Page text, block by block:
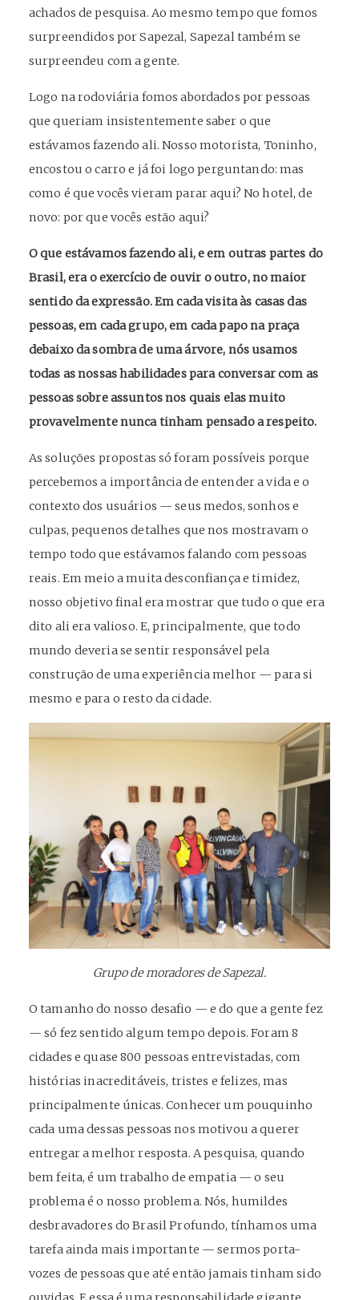
achados de pesquisa. Ao mesmo tempo que fomos
surpreendidos por Sapezal, Sapezal também se
surpreendeu com a gente.
Logo na rodoviária fomos abordados por pessoas
que queriam insistentemente saber o que
estávamos fazendo ali. Nosso motorista, Toninho,
encostou o carro e já foi logo perguntando: mas
como é que vocês vieram parar aqui? No hotel, de
novo: por que vocês estão aqui?
O que estávamos fazendo ali, e em outras partes do
Brasil, era o exercício de ouvir o outro, no maior
sentido da expressão. Em cada visita às casas das
pessoas, em cada grupo, em cada papo na praça
debaixo da sombra de uma árvore, nós usamos
todas as nossas habilidades para conversar com as
pessoas sobre assuntos nos quais elas muito
provavelmente nunca tinham pensado a respeito.
As soluções propostas só foram possíveis porque
percebemos a importância de entender a vida e o
contexto dos usuários — seus medos, sonhos e
culpas, pequenos detalhes que nos mostravam o
tempo todo que estávamos falando com pessoas
reais. Em meio a muita desconfiança e timidez,
nosso objetivo final era mostrar que tudo o que era
dito ali era valioso. E, principalmente, que todo
mundo deveria se sentir responsável pela
construção de uma experiência melhor — para si
mesmo e para o resto da cidade.
Grupo de moradores de Sapezal.
O tamanho do nosso desafio — e do que a gente fez
— só fez sentido algum tempo depois. Foram 8
cidades e quase 800 pessoas entrevistadas, com
histórias inacreditáveis, tristes e felizes, mas
principalmente únicas. Conhecer um pouquinho
cada uma dessas pessoas nos motivou a querer
entregar a melhor resposta. A pesquisa, quando
bem feita, é um trabalho de empatia — o seu
problema é o nosso problema. Nós, humildes
desbravadores do Brasil Profundo, tínhamos uma
tarefa ainda mais importante — sermos porta-
vozes de pessoas que até então jamais tinham sido